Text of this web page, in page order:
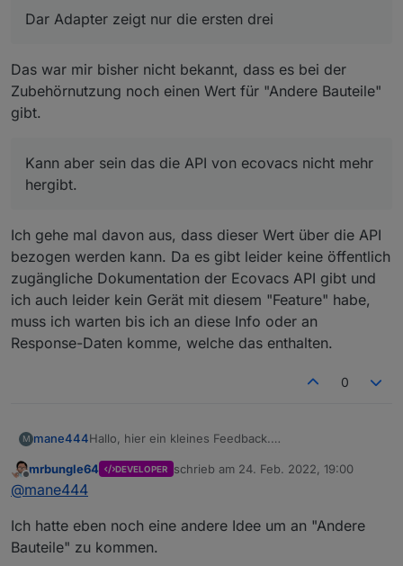
Dar Adapter zeigt nur die ersten drei:
Dar Adapter zeigt nur die ersten drei
Das war mir bisher nicht bekannt, dass es bei der
Zubehörnutzung noch einen Wert für "Andere Bauteile"
gibt.
Kann aber sein das die API von ecovacs nicht mehr
hergibt.
Ich gehe mal davon aus, dass dieser Wert über die API
bezogen werden kann. Da es gibt leider keine öffentlich
zugängliche Dokumentation der Ecovacs API gibt und
ich auch leider kein Gerät mit diesem "Feature" habe,
muss ich warten bis ich an diese Info oder an
Response-Daten komme, welche das enthalten.
0
M mane444Hallo, hier ein kleines Feedback.
Adapter für die Statusanzeigen in der VIS.
anwählen von Räumen und manuelle starten in der
VIS.
Kann aber sein das die API von ecovacs nicht mehr
info.library.version: [0.7.2-beta.0]
info.deviceModel: [DEEBOT N8 PRO]
Danke für die tolle Arbeit.
mrbungle64 DEVELOPER schrieb am 24. Feb. 2022, 19:00
zuletzt editiert von
@mane444
Ich hatte eben noch eine andere Idee um an "Andere
Bauteile" zu kommen.